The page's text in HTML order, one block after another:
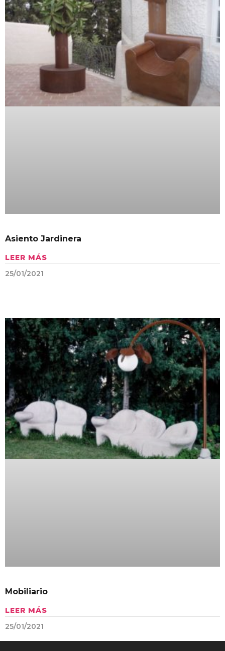
Asiento Jardinera
LEER MÁS
25/01/2021
Mobiliario
LEER MÁS
25/01/2021